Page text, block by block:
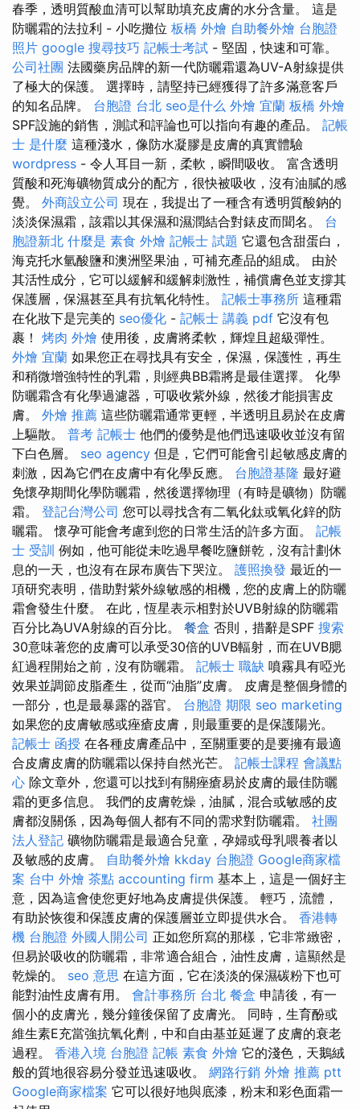
春季，透明質酸血清可以幫助填充皮膚的水分含量。 這是
防曬霜的法拉利 - 小吃攤位 板橋 外燴 自助餐外燴 台胞證
照片 google 搜尋技巧 記帳士考試 - 堅固，快速和可靠。
公司社團 法國藥房品牌的新一代防曬霜還為UV-A射線提供
了極大的保護。 選擇時，請堅持已經獲得了許多滿意客戶
的知名品牌。 台胞證 台北 seo是什么 外燴 宜蘭 板橋 外燴
SPF設施的銷售，測試和評論也可以指向有趣的產品。 記帳
士 是什麼 這種淺水，像防水凝膠是皮膚的真實體驗
wordpress - 令人耳目一新，柔軟，瞬間吸收。 富含透明
質酸和死海礦物質成分的配方，很快被吸收，沒有油膩的感
覺。 外商設立公司 現在，我提出了一種含有透明質酸鈉的
淡淡保濕霜，該霜以其保濕和濕潤結合對錶皮而聞名。 台
胞證新北 什麼是 素食 外燴 記帳士 試題 它還包含甜蛋白，
海克托水氫酸鹽和澳洲堅果油，可補充產品的組成。 由於
其活性成分，它可以緩解和緩解刺激性，補償膚色並支撐其
保護層，保濕甚至具有抗氧化特性。 記帳士事務所 這種霜
在化妝下是完美的 seo優化 - 記帳士 講義 pdf 它沒有包
裹！ 烤肉 外燴 使用後，皮膚將柔軟，輝煌且超級彈性。
外燴 宜蘭 如果您正在尋找具有安全，保濕，保護性，再生
和稍微增強特性的乳霜，則經典BB霜將是最佳選擇。 化學
防曬霜含有化學過濾器，可吸收紫外線，然後才能損害皮
膚。 外燴 推薦 這些防曬霜通常更輕，半透明且易於在皮膚
上驅散。 普考 記帳士 他們的優勢是他們迅速吸收並沒有留
下白色層。 seo agency 但是，它們可能會引起敏感皮膚的
刺激，因為它們在皮膚中有化學反應。 台胞證基隆 最好避
免懷孕期間化學防曬霜，然後選擇物理（有時是礦物）防曬
霜。 登記台灣公司 您可以尋找含有二氧化鈦或氧化鋅的防
曬霜。 懷孕可能會考慮到您的日常生活的許多方面。 記帳
士 受訓 例如，他可能從未吃過早餐吃鹽餅乾，沒有計劃休
息的一天，也沒有在尿布廣告下哭泣。 護照換發 最近的一
項研究表明，借助對紫外線敏感的相機，您的皮膚上的防曬
霜會發生什麼。 在此，恆星表示相對於UVB射線的防曬霜
百分比為UVA射線的百分比。 餐盒 否則，措辭是SPF 搜索
30意味著您的皮膚可以承受30倍的UVB輻射，而在UVB腮
紅過程開始之前，沒有防曬霜。 記帳士 職缺 噴霧具有啞光
效果並調節皮脂產生，從而“油脂”皮膚。 皮膚是整個身體的
一部分，也是最暴露的器官。 台胞證 期限 seo marketing
如果您的皮膚敏感或痤瘡皮膚，則最重要的是保護陽光。
記帳士 函授 在各種皮膚產品中，至關重要的是要擁有最適
合皮膚皮膚的防曬霜以保持自然光芒。 記帳士課程 會議點
心 除文章外，您還可以找到有關痤瘡易於皮膚的最佳防曬
霜的更多信息。 我們的皮膚乾燥，油膩，混合或敏感的皮
膚都沒關係，因為每個人都有不同的需求對防曬霜。 社團
法人登記 礦物防曬霜是最適合兒童，孕婦或母乳喂養者以
及敏感的皮膚。 自助餐外燴 kkday 台胞證 Google商家檔
案 台中 外燴 茶點 accounting firm 基本上，這是一個好主
意，因為這會使您更好地為皮膚提供保護。 輕巧，流體，
有助於恢復和保護皮膚的保護層並立即提供水合。 香港轉
機 台胞證 外國人開公司 正如您所寫的那樣，它非常緻密，
但易於吸收的防曬霜，非常適合組合，油性皮膚，這顯然是
乾燥的。 seo 意思 在這方面，它在淡淡的保濕碳粉下也可
能對油性皮膚有用。 會計事務所 台北 餐盒 申請後，有一
個小的皮膚光，幾分鐘後保留了皮膚光。 同時，生育酚或
維生素E充當強抗氧化劑，中和自由基並延遲了皮膚的衰老
過程。 香港入境 台胞證 記帳 素食 外燴 它的淺色，天鵝絨
般的質地很容易分發並迅速吸收。 網路行銷 外燴 推薦 ptt
Google商家檔案 它可以很好地與底漆，粉末和彩色面霜一